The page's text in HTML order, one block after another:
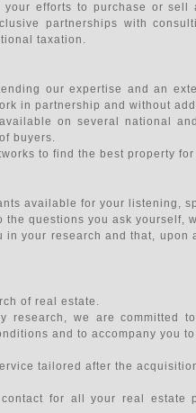
efforts to purchase or
partnerships with
taxation.
our expertise and an
in partnership and without
on several national
buyers.
to find the best property
available for your listening,
the questions you ask yourself,
in your research and that,
of real estate.
research, we are committed
and to accompany you
tailored after the
for all your real